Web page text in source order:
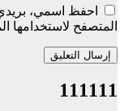
احفظ اسمي، بريدي
المتصفح لاستخدامها
111111